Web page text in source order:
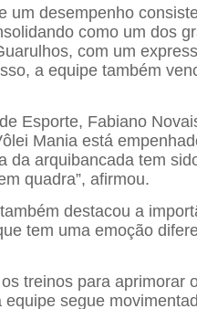
um desempenho
como um dos
com um
a equipe também
Esporte, Fabiano
Mania está
da arquibancada tem
quadra”, afirmou.
destacou a
tem uma emoção
treinos para aprimorar
segue